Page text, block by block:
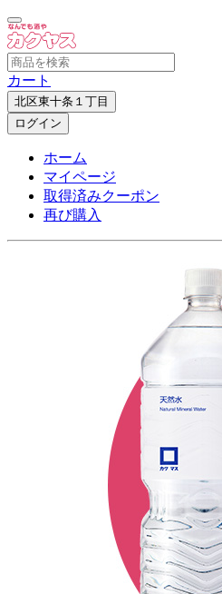
カート
北区東十条１丁目
ログイン
ホーム
マイページ
取得済みクーポン
再び購入